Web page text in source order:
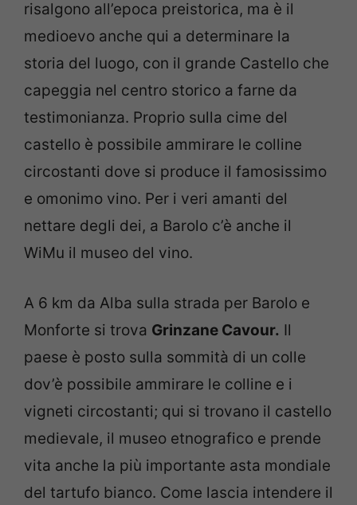
risalgono all’epoca preistorica, ma è il
medioevo anche qui a determinare la
storia del luogo, con il grande Castello che
capeggia nel centro storico a farne da
testimonianza. Proprio sulla cime del
castello è possibile ammirare le colline
circostanti dove si produce il famosissimo
e omonimo vino. Per i veri amanti del
nettare degli dei, a Barolo c’è anche il
WiMu il museo del vino.
A 6 km da Alba sulla strada per Barolo e
Monforte si trova Grinzane Cavour. Il
paese è posto sulla sommità di un colle
dov’è possibile ammirare le colline e i
vigneti circostanti; qui si trovano il castello
medievale, il museo etnografico e prende
vita anche la più importante asta mondiale
del tartufo bianco. Come lascia intendere il